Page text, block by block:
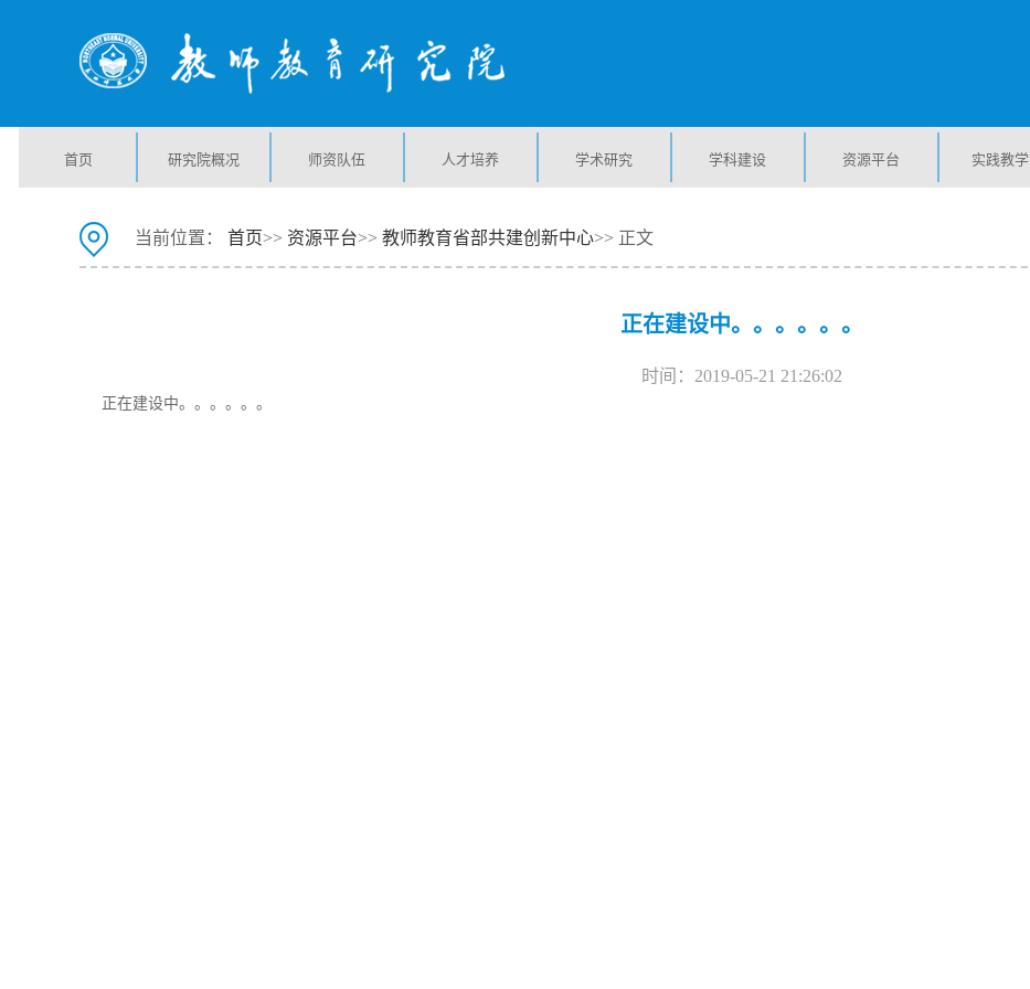
首页 研究院概况 师资队伍 人才培养 学术研究 学科建设 资源平台 实践教学
当前位置： 首页>> 资源平台>> 教师教育省部共建创新中心>> 正文
正在建设中。。。。。。
时间：2019-05-21 21:26:02
正在建设中。。。。。。